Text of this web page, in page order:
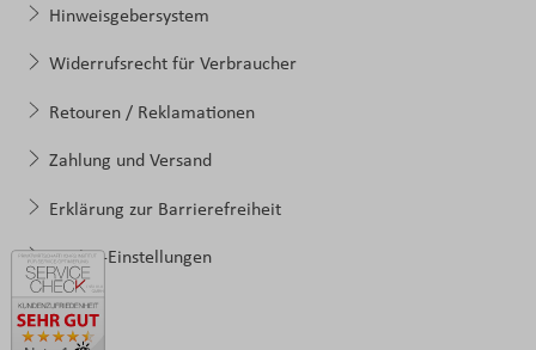
Hinweisgebersystem
Widerrufsrecht für Verbraucher
Retouren / Reklamationen
Zahlung und Versand
Erklärung zur Barrierefreiheit
Cookie-Einstellungen